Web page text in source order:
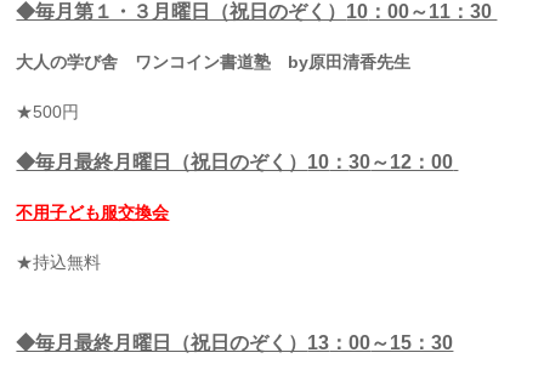
◆毎月第１・３月曜日（祝日のぞく） 10 ：00～11：30
大人の学び舎 ワンコイン書道塾 by原田清香先生
★500円
◆毎月最終月曜日（祝日のぞく） 10 ：30～12：00
不用子ども服交換会
★持込無料
◆毎月最終月曜日（祝日のぞく） 13 ：00～15：30